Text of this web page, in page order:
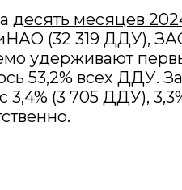
десять месяцев
(32 319 ДДУ),
удерживают
53,2% всех ДДУ.
3,4% (3 705 ДДУ),